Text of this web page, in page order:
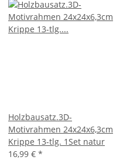
Holzbausatz.3D-
Motivrahmen 24x24x6,3cm
Krippe 13-tlg. 1Set natur
16,99 € *